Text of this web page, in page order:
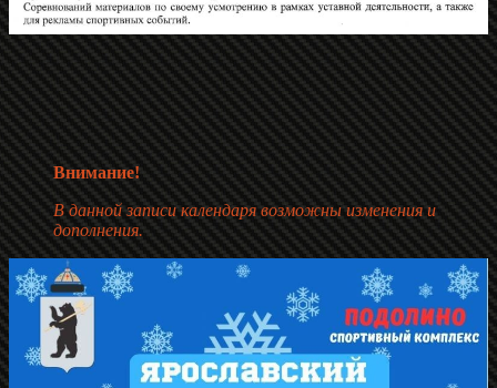
Внимание!
В данной записи календаря возможны изменения и
дополнения.